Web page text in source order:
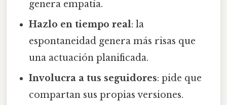
genera empatía.
Hazlo en tiempo real: la
espontaneidad genera más risas que
una actuación planificada.
Involucra a tus seguidores: pide que
compartan sus propias versiones.